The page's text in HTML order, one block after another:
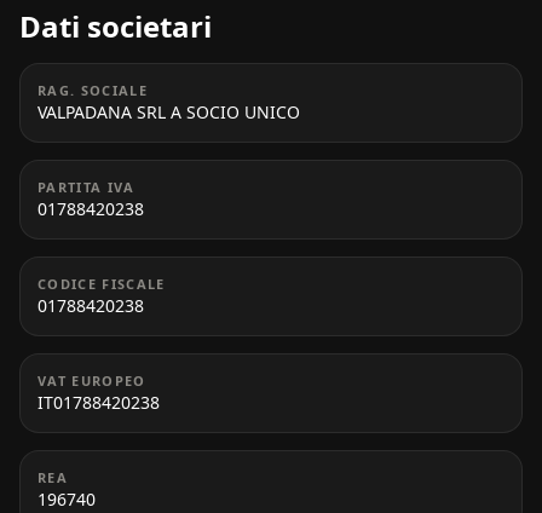
Dati societari
RAG. SOCIALE
VALPADANA SRL A SOCIO UNICO
PARTITA IVA
01788420238
CODICE FISCALE
01788420238
VAT EUROPEO
IT01788420238
REA
196740